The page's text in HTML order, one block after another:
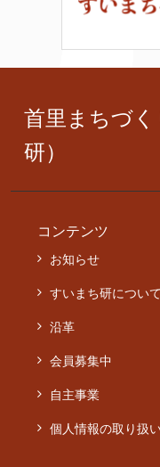
首里まちづ
研）
コンテンツ
お知らせ
すいまち研について
沿革
会員募集中
自主事業
個人情報の取り扱